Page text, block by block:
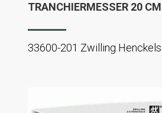
TRANCHIERMESSER 20
33600-201 Zwilling Henckels